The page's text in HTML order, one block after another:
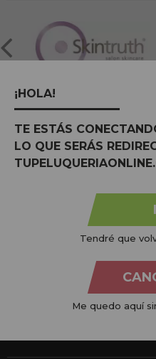
produtos para cabeleireiro
gama ao seu alcance
competitivos e
Atendimento ao
De segunda a quinta-
Sexta-feira, das 08:00
¡HOLA!
TE ESTÁS
LO QUE SERÁS
Tendré que
Me quedo aquí